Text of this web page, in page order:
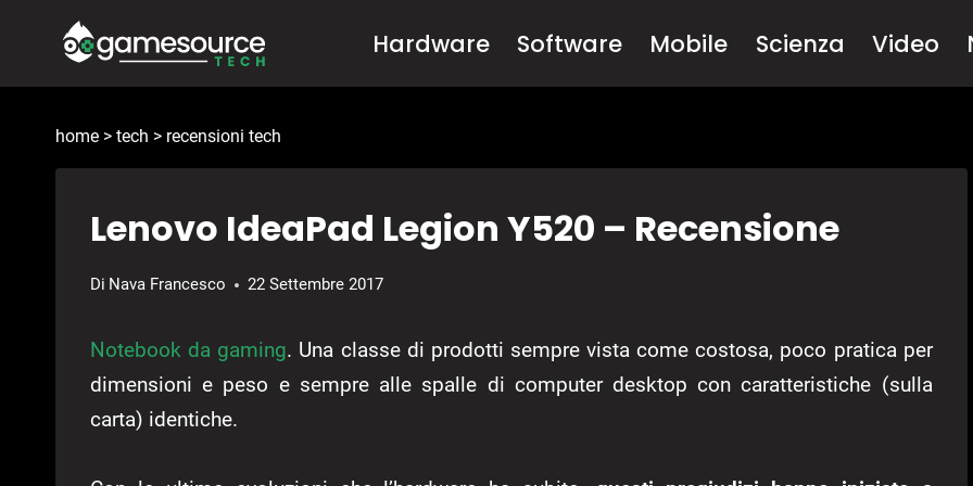
contenuto
Hardware Software Mobile Scienza Video
home > tech > recensioni tech
Lenovo IdeaPad Legion Y520 – Recensione
Di Nava Francesco 22 Settembre 2017
Notebook da gaming. Una classe di prodotti sempre vista come costosa, poco pratica per
dimensioni e peso e sempre alle spalle di computer desktop con caratteristiche (sulla
carta) identiche.